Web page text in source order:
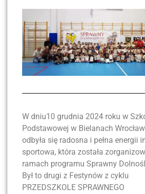
W dniu10 grudnia 2024 roku w
Podstawowej w Bielanach
odbyła się radosna i pełna energii
sportowa, która została
ramach programu Sprawny
Był to drugi z Festynów z cyklu
PRZEDSZKOLE SPRAWNEGO